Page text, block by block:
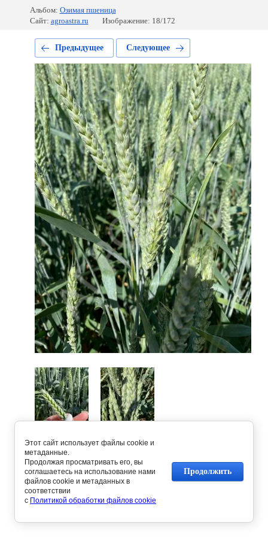
Альбом: Озимая пшеница
Сайт: agroastra.ru Изображение: 18/172
Предыдущее Следующее
Предыдущее
Вернуться в галерею
Этот сайт использует файлы cookie и
метаданные.
Продолжая просматривать его, вы
соглашаетесь на использование нами
файлов cookie и метаданных в
соответствии
с Политикой обработки файлов cookie
Продолжить